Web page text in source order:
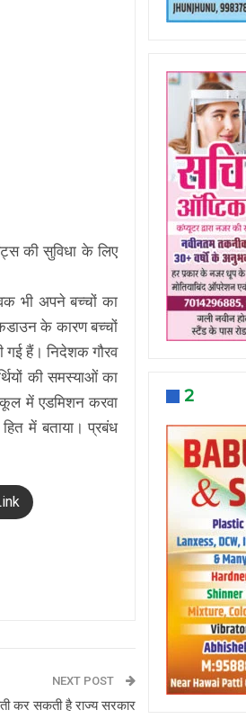
की सुविधा के लिए
भी अपने बच्चों का
के कारण बच्चों
गई हैं। निदेशक गौरव
की समस्याओं का
में एडमिशन करवा
में बताया। प्रबंध
NEXT POST
कर सकती है राज्य सरकार
2